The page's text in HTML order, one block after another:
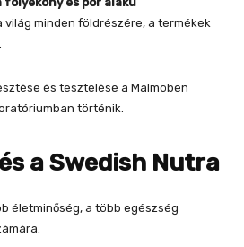
világ minden földrészére, a termékek
és tesztelése a Malmöben
történik.
a Swedish Nutra
életminőség, a több egészség